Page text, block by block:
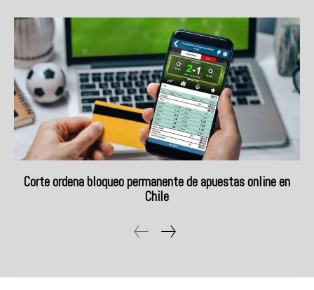
Corte ordena bloqueo permanente de apuestas online en
Chile